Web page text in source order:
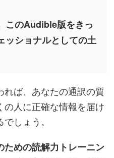
このAudible版をきっ
ッショナルとしての土
ば、あなたの通訳の質
人に正確な情報を届け
しょう。
ための読解力トレーニン